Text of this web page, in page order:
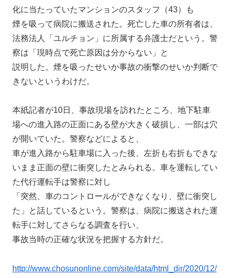
化に当たっていたマンションのスタッフ（43）も
煙を吸って病院に搬送された。死亡した車の所有者は、
法務法人「ユルチョン」に所属する弁護士だという。警
察は「現時点で死亡原因は分からない」と
説明した。煙を吸ったせいか事故の衝撃のせいか判断で
きないというわけだ。
本紙記者が10日、事故現場を訪れたところ、地下駐車
場への進入路の正面にある壁が大きく破損し、一部は穴
が開いていた。警察などによると、
車が進入路から駐車場に入った後、左折も右折もできな
いまま正面の壁に衝突したとみられる。車を運転してい
た代行運転手は警察に対し
「突然、車のコントロールができなくなり、壁に衝突し
た」と話しているという。警察は、病院に搬送された運
転手に対してさらなる調査を行い、
事故当時の正確な状況を把握する方針だ。
http://www.chosunonline.com/site/data/html_dir/2020/12/